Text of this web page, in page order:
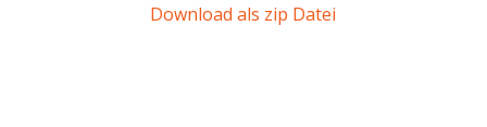
Download als zip Datei